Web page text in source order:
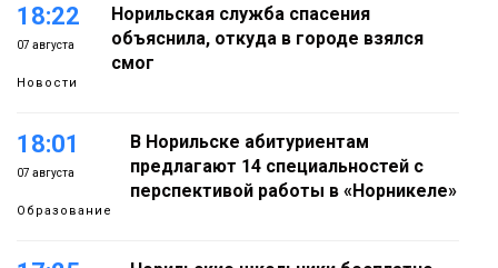
18:22
07 августа
Новости
Норильская служба спасения
объяснила, откуда в городе взялся
смог
18:01
07 августа
Образование
В Норильске абитуриентам
предлагают 14 специальностей с
перспективой работы в «Норникеле»